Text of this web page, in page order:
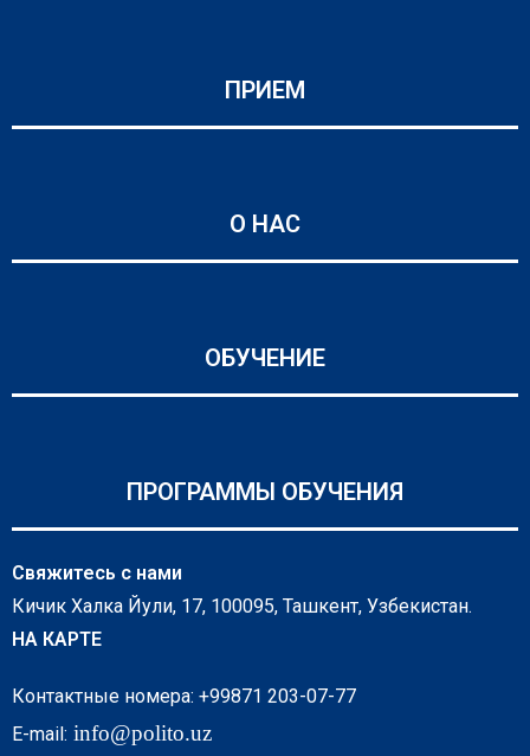
ПРИЕМ
О НАС
ОБУЧЕНИЕ
ПРОГРАММЫ ОБУЧЕНИЯ
Свяжитесь с нами
Кичик Халка Йули, 17, 100095, Ташкент, Узбекистан.
НА КАРТЕ
Контактные номера: +99871 203-07-77
E-mail: info@polito.uz